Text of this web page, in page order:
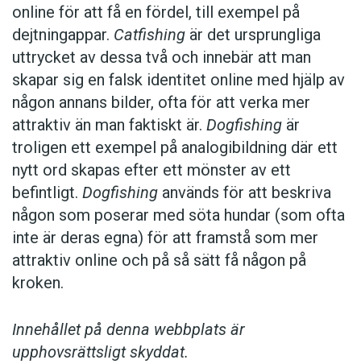
online för att få en fördel, till exempel på
dejtningappar. Catfishing är det ursprungliga
uttrycket av dessa två och innebär att man
skapar sig en falsk identitet online med hjälp av
någon annans bilder, ofta för att verka mer
attraktiv än man faktiskt är. Dogfishing är
troligen ett exempel på analogibildning där ett
nytt ord skapas efter ett mönster av ett
befintligt. Dogfishing används för att beskriva
någon som poserar med söta hundar (som ofta
inte är deras egna) för att framstå som mer
attraktiv online och på så sätt få någon på
kroken.
Innehållet på denna webbplats är
upphovsrättsligt skyddat.